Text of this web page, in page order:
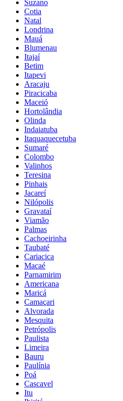
Suzano
Cotia
Natal
Londrina
Mauá
Blumenau
Itajaí
Betim
Itapevi
Aracaju
Piracicaba
Maceió
Hortolândia
Olinda
Indaiatuba
Itaquaquecetuba
Sumaré
Colombo
Valinhos
Teresina
Pinhais
Jacareí
Nilópolis
Gravataí
Viamão
Palmas
Cachoeirinha
Taubaté
Cariacica
Macaé
Parnamirim
Americana
Maricá
Camaçari
Alvorada
Mesquita
Petrópolis
Paulista
Limeira
Bauru
Paulínia
Poá
Cascavel
Itu